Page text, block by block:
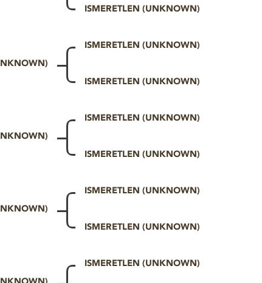
ISMERETLEN (UNKNOWN)
ISMERETLEN (UNKNOWN)
ISMERETLEN (UNKNOWN)
ISMERETLEN (UNKNOWN)
ISMERETLEN (UNKNOWN)
ISMERETLEN (UNKNOWN)
ISMERETLEN (UNKNOWN)
ISMERETLEN (UNKNOWN)